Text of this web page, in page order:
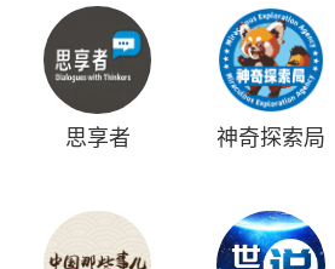
思享者 神奇探索局